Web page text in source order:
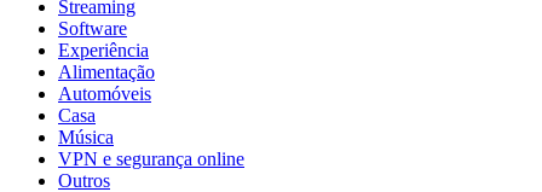
Streaming
Software
Experiência
Alimentação
Automóveis
Casa
Música
VPN e segurança online
Outros